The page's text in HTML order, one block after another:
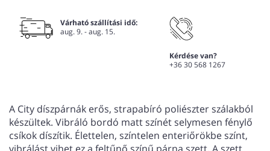
Várható szállítási idő:
aug. 9. - aug. 15.
Kérdése van?
+36 30 568 1267
A City díszpárnák erős, strapabíró poliészter szálakból
készültek. Vibráló bordó matt színét selymesen fénylő
csíkok díszítik. Élettelen, színtelen enteriőrökbe színt,